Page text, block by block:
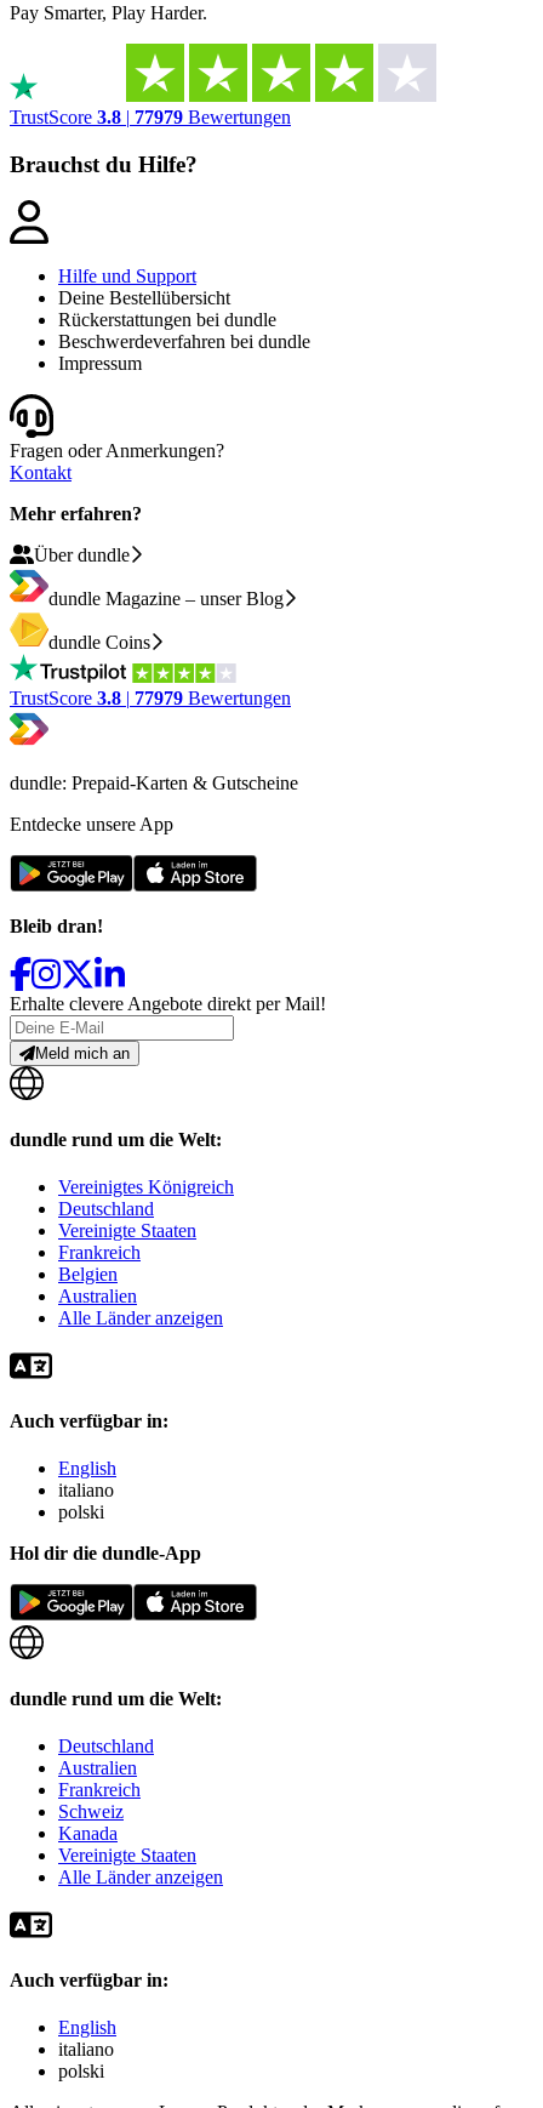
Pay Smarter, Play Harder.
TrustScore 3.8 | 77979 Bewertungen
Brauchst du Hilfe?
Hilfe und Support
Deine Bestellübersicht
Rückerstattungen bei dundle
Beschwerdeverfahren bei dundle
Impressum
Fragen oder Anmerkungen?
Kontakt
Mehr erfahren?
Über dundle
dundle Magazine – unser Blog
dundle Coins
TrustScore 3.8 | 77979 Bewertungen
dundle: Prepaid-Karten & Gutscheine
Entdecke unsere App
Bleib dran!
Erhalte clevere Angebote direkt per Mail!
Meld mich an
dundle rund um die Welt:
Vereinigtes Königreich
Deutschland
Vereinigte Staaten
Frankreich
Belgien
Australien
Alle Länder anzeigen
Auch verfügbar in:
English
italiano
polski
Hol dir die dundle-App
dundle rund um die Welt:
Deutschland
Australien
Frankreich
Schweiz
Kanada
Vereinigte Staaten
Alle Länder anzeigen
Auch verfügbar in:
English
italiano
polski